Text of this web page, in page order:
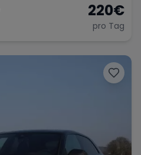
Maserati220€
pro Tag